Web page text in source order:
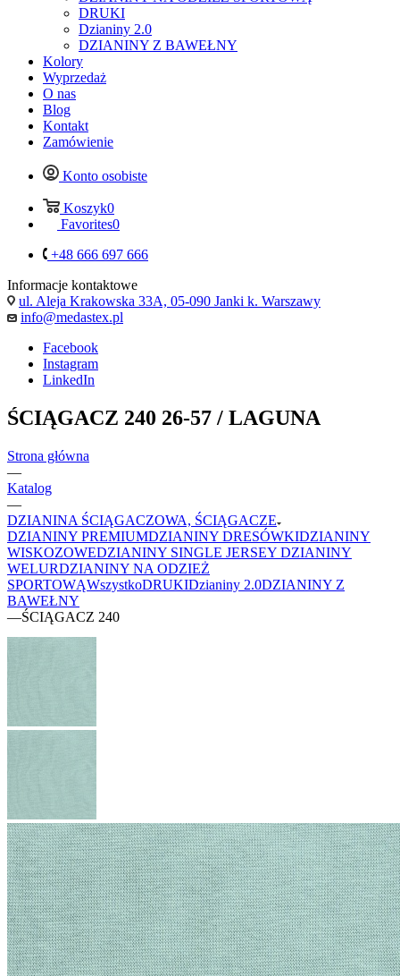
DRUKI
Dzianiny 2.0
DZIANINY Z BAWEŁNY
Kolory
Wyprzedaż
O nas
Blog
Kontakt
Zamówienie
Konto osobiste
Koszyk0
Favorites0
+48 666 697 666
Informacje kontaktowe
ul. Aleja Krakowska 33A, 05-090 Janki k. Warszawy
info@medastex.pl
Facebook
Instagram
LinkedIn
ŚCIĄGACZ 240 26-57 / LAGUNA
Strona główna
—
Katalog
—
DZIANINA ŚCIĄGACZOWA, ŚCIĄGACZE
DZIANINY PREMIUMDZIANINY DRESÓWKIDZIANINY
WISKOZOWEDZIANINY SINGLE JERSEY DZIANINY
WELURDZIANINY NA ODZIEŻ
SPORTOWĄWszystkoDRUKIDzianiny 2.0DZIANINY Z
BAWEŁNY
—ŚCIĄGACZ 240